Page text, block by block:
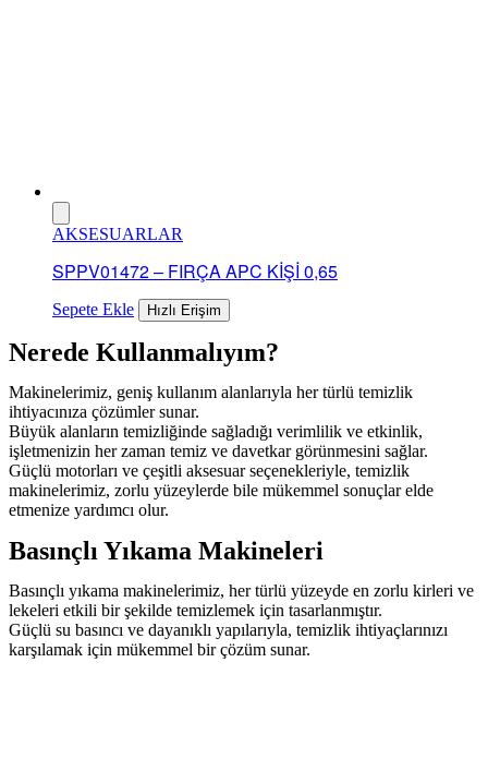
AKSESUARLAR
SPPV01472 – FIRÇA APC KİŞİ 0,65
Sepete Ekle Hızlı Erişim
Nerede Kullanmalıyım?
Makinelerimiz, geniş kullanım alanlarıyla her türlü temizlik
ihtiyacınıza çözümler sunar.
Büyük alanların temizliğinde sağladığı verimlilik ve etkinlik,
işletmenizin her zaman temiz ve davetkar görünmesini sağlar.
Güçlü motorları ve çeşitli aksesuar seçenekleriyle, temizlik
makinelerimiz, zorlu yüzeylerde bile mükemmel sonuçlar elde
etmenize yardımcı olur.
Basınçlı Yıkama Makineleri
Basınçlı yıkama makinelerimiz, her türlü yüzeyde en zorlu kirleri ve
lekeleri etkili bir şekilde temizlemek için tasarlanmıştır.
Güçlü su basıncı ve dayanıklı yapılarıyla, temizlik ihtiyaçlarınızı
karşılamak için mükemmel bir çözüm sunar.